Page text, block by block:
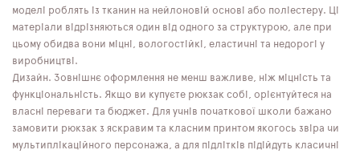
моделі роблять із тканин на нейлоновій основі або поліестеру. Ці
матеріали відрізняються один від одного за структурою, але при
цьому обидва вони міцні, вологостійкі, еластичні та недорогі у
виробництві.
Дизайн. Зовнішнє оформлення не менш важливе, ніж міцність та
функціональність. Якщо ви купуєте рюкзак собі, орієнтуйтеся на
власні переваги та бюджет. Для учнів початкової школи бажано
замовити рюкзак з яскравим та класним принтом якогось звіра чи
мультиплікаційного персонажа, а для підлітків підійдуть класичні